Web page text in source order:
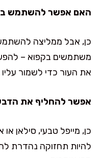
האם אפשר להשתמש
כן, אבל ממליצה
משתמשים בקפוא –
את העור כדי לשמור
אפשר להחליף את
כן, מייפל טבעי, סילאן או
להיות תחזוקה נהדרת